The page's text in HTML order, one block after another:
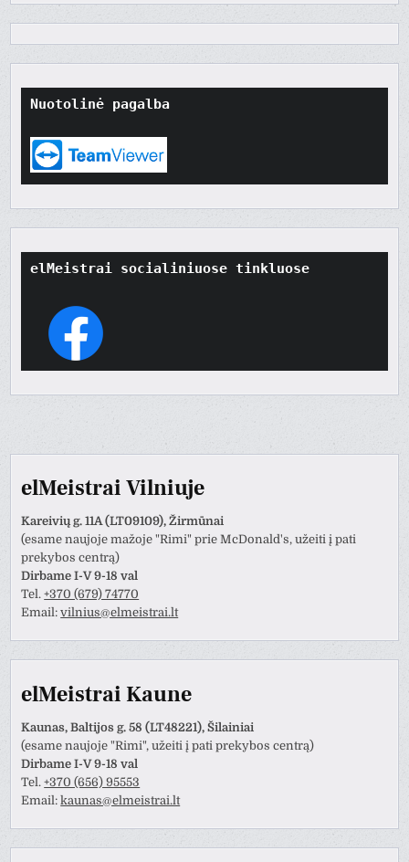
Nuotolinė pagalba
elMeistrai socialiniuose tinkluose
elMeistrai Vilniuje
Kareivių g. 11A (LT09109), Žirmūnai
(esame naujoje mažoje "Rimi" prie McDonald's, užeiti į pati
prekybos centrą)
Dirbame I-V 9-18 val
Tel.+370 (679) 74770
Email:vilnius@elmeistrai.lt
elMeistrai Kaune
Kaunas, Baltijos g. 58 (LT48221), Šilainiai
(esame naujoje "Rimi", užeiti į pati prekybos centrą)
Dirbame I-V 9-18 val
Tel.+370 (656) 95553
Email:kaunas@elmeistrai.lt